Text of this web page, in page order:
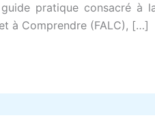
pratique consacré à
à Comprendre (FALC), […]